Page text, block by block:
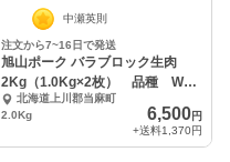
中瀬英則
注文から7~16日で発送
旭山ポーク バラブロック生肉
2Kg（1.0Kg×2枚） 品種 WLD
三元交配豚
北海道上川郡当麻町
2.0Kg
6,500円
+送料1,370円